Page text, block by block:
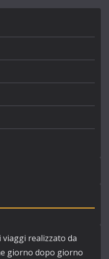
viaggi realizzato da
giorno dopo giorno